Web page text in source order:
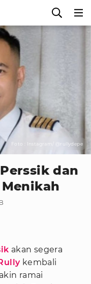
Foto : Instagram/ @rullydepe
dan
akan segera
kembali
ramai